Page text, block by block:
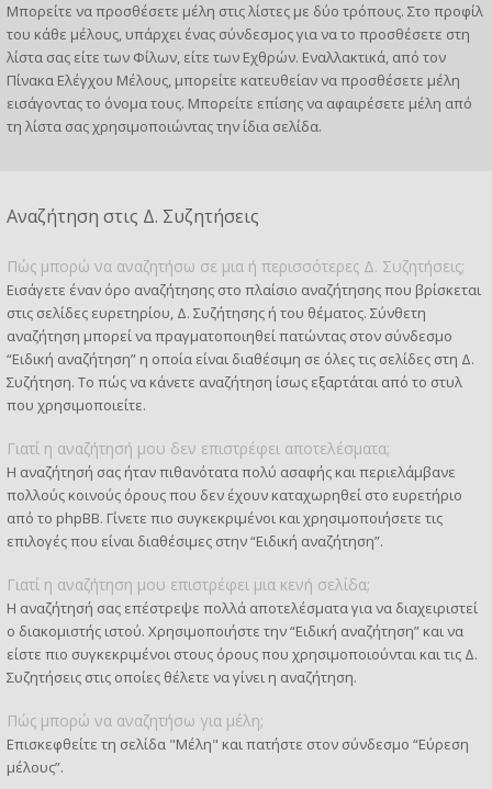
Μπορείτε να προσθέσετε μέλη στις λίστες με δύο τρόπους. Στο προφίλ
του κάθε μέλους, υπάρχει ένας σύνδεσμος για να το προσθέσετε στη
λίστα σας είτε των Φίλων, είτε των Εχθρών. Εναλλακτικά, από τον
Πίνακα Ελέγχου Μέλους, μπορείτε κατευθείαν να προσθέσετε μέλη
εισάγοντας το όνομα τους. Μπορείτε επίσης να αφαιρέσετε μέλη από
τη λίστα σας χρησιμοποιώντας την ίδια σελίδα.
Αναζήτηση στις Δ. Συζητήσεις
Πώς μπορώ να αναζητήσω σε μια ή περισσότερες Δ. Συζητήσεις;
Εισάγετε έναν όρο αναζήτησης στο πλαίσιο αναζήτησης που βρίσκεται
στις σελίδες ευρετηρίου, Δ. Συζήτησης ή του θέματος. Σύνθετη
αναζήτηση μπορεί να πραγματοποιηθεί πατώντας στον σύνδεσμο
“Ειδική αναζήτηση” η οποία είναι διαθέσιμη σε όλες τις σελίδες στη Δ.
Συζήτηση. Το πώς να κάνετε αναζήτηση ίσως εξαρτάται από το στυλ
που χρησιμοποιείτε.
Γιατί η αναζήτησή μου δεν επιστρέφει αποτελέσματα;
Η αναζήτησή σας ήταν πιθανότατα πολύ ασαφής και περιελάμβανε
πολλούς κοινούς όρους που δεν έχουν καταχωρηθεί στο ευρετήριο
από το phpBB. Γίνετε πιο συγκεκριμένοι και χρησιμοποιήσετε τις
επιλογές που είναι διαθέσιμες στην “Ειδική αναζήτηση”.
Γιατί η αναζήτηση μου επιστρέφει μια κενή σελίδα;
Η αναζήτησή σας επέστρεψε πολλά αποτελέσματα για να διαχειριστεί
ο διακομιστής ιστού. Χρησιμοποιήστε την “Ειδική αναζήτηση” και να
είστε πιο συγκεκριμένοι στους όρους που χρησιμοποιούνται και τις Δ.
Συζητήσεις στις οποίες θέλετε να γίνει η αναζήτηση.
Πώς μπορώ να αναζητήσω για μέλη;
Επισκεφθείτε τη σελίδα "Μέλη" και πατήστε στον σύνδεσμο “Εύρεση
μέλους”.